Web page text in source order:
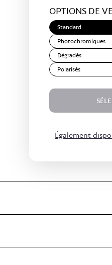
Brown
OPTIONS DE
Standard
Photochromiques
Dégradés
Polarisés
Également